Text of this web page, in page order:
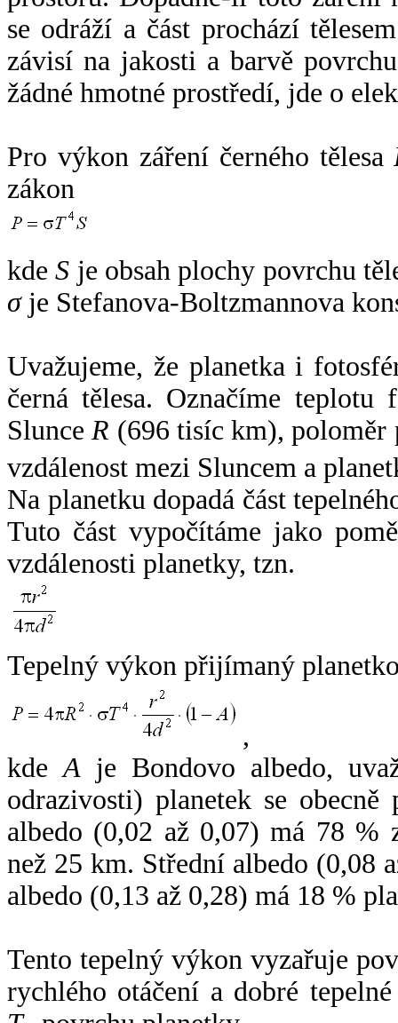
se odráží a část prochází
závisí na jakosti a barvě
žádné hmotné prostředí, jde o
Pro výkon záření černého tělesa
zákon
kdeS je obsah plochy povrchu
σje Stefanova-Boltzmannova
Uvažujeme, že planetka i
černá tělesa. Označíme
SlunceR (696 tisíc km),
vzdálenost mezi Sluncem a
Na planetku dopadá část
Tuto část vypočítáme jako
vzdálenosti planetky, tzn.
Tepelný výkon přijímaný
,
kdeA je Bondovo albedo,
odrazivosti) planetek se
albedo (0,02 až 0,07) má 78 %
než 25 km. Střední albedo (0,08
albedo (0,13 až 0,28) má 18 %
Tento tepelný výkon vyzařuje
rychlého otáčení a dobré